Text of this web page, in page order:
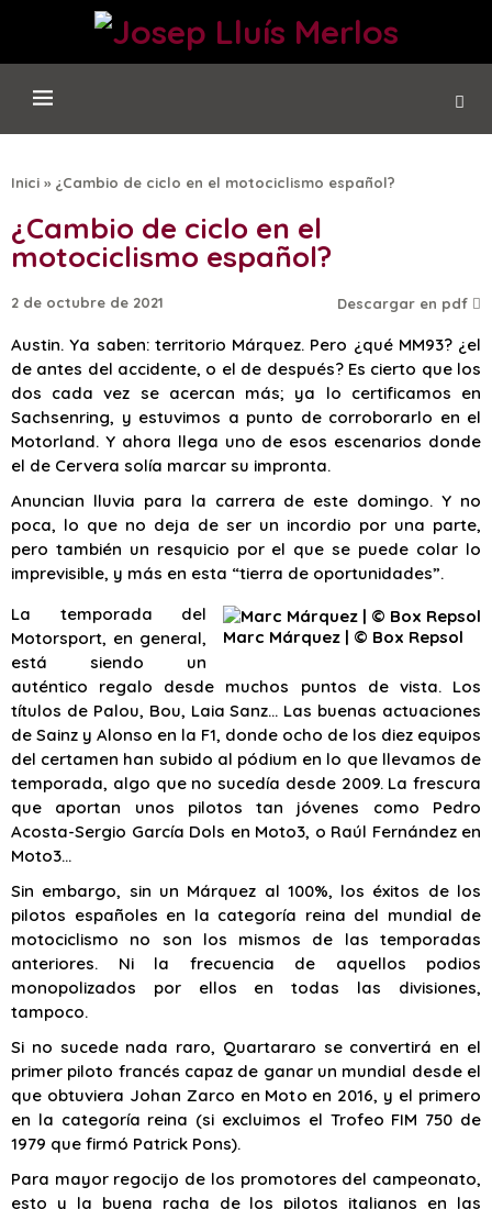
Inici » ¿Cambio de ciclo en el motociclismo español?
¿Cambio de ciclo en el
motociclismo español?
2 de octubre de 2021 Descargar en pdf
Austin. Ya saben: territorio Márquez. Pero ¿qué MM93? ¿el
de antes del accidente, o el de después? Es cierto que los
dos cada vez se acercan más; ya lo certificamos en
Sachsenring, y estuvimos a punto de corroborarlo en el
Motorland. Y ahora llega uno de esos escenarios donde
el de Cervera solía marcar su impronta.
Anuncian lluvia para la carrera de este domingo. Y no
poca, lo que no deja de ser un incordio por una parte,
pero también un resquicio por el que se puede colar lo
imprevisible, y más en esta “tierra de oportunidades”.
Marc Márquez | © Box Repsol
La temporada del
Motorsport, en general,
está siendo un
auténtico regalo desde muchos puntos de vista. Los
títulos de Palou, Bou, Laia Sanz… Las buenas actuaciones
de Sainz y Alonso en la F1, donde ocho de los diez equipos
del certamen han subido al pódium en lo que llevamos de
temporada, algo que no sucedía desde 2009. La frescura
que aportan unos pilotos tan jóvenes como Pedro
Acosta-Sergio García Dols en Moto3, o Raúl Fernández en
Moto3…
Sin embargo, sin un Márquez al 100%, los éxitos de los
pilotos españoles en la categoría reina del mundial de
motociclismo no son los mismos de las temporadas
anteriores. Ni la frecuencia de aquellos podios
monopolizados por ellos en todas las divisiones,
tampoco.
Si no sucede nada raro, Quartararo se convertirá en el
primer piloto francés capaz de ganar un mundial desde el
que obtuviera Johan Zarco en Moto en 2016, y el primero
en la categoría reina (si excluimos el Trofeo FIM 750 de
1979 que firmó Patrick Pons).
Para mayor regocijo de los promotores del campeonato,
esto y la buena racha de los pilotos italianos en las